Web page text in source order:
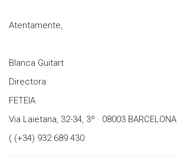
Atentamente,
Blanca Guitart
Directora
FETEIA
Via Laietana, 32-34, 3º · 08003 BARCELONA
( (+34) 932 689 430